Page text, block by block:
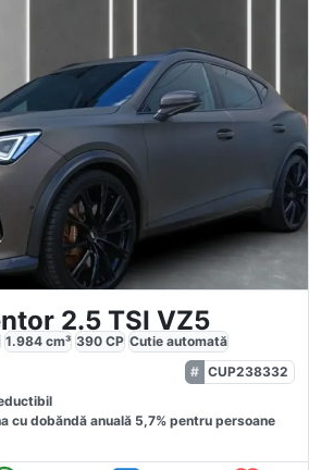
2.5 TSI VZ5
1.984 cm³ 390 CP Cutie automată
CUP238332
cu dobăndă anuală 5,7% pentru persoane